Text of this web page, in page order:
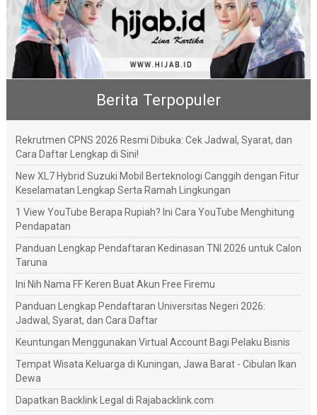
Berita Terpopuler
Rekrutmen CPNS 2026 Resmi Dibuka: Cek Jadwal, Syarat, dan
Cara Daftar Lengkap di Sini!
New XL7 Hybrid Suzuki Mobil Berteknologi Canggih dengan Fitur
Keselamatan Lengkap Serta Ramah Lingkungan
1 View YouTube Berapa Rupiah? Ini Cara YouTube Menghitung
Pendapatan
Panduan Lengkap Pendaftaran Kedinasan TNI 2026 untuk Calon
Taruna
Ini Nih Nama FF Keren Buat Akun Free Firemu
Panduan Lengkap Pendaftaran Universitas Negeri 2026:
Jadwal, Syarat, dan Cara Daftar
Keuntungan Menggunakan Virtual Account Bagi Pelaku Bisnis
Tempat Wisata Keluarga di Kuningan, Jawa Barat - Cibulan Ikan
Dewa
Dapatkan Backlink Legal di Rajabacklink.com